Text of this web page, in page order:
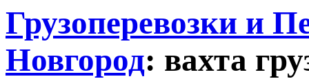
Грузоперевозки и
Новгород: вахта